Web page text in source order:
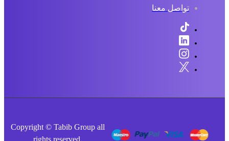
تواصل معنا
Copyright © Tabib Group all
rights reserved.